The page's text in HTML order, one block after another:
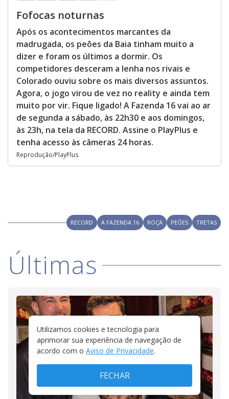
Fofocas noturnas
Após os acontecimentos marcantes da
madrugada, os peões da Baia tinham muito a
dizer e foram os últimos a dormir. Os
competidores desceram a lenha nos rivais e
Colorado ouviu sobre os mais diversos assuntos.
Agora, o jogo virou de vez no reality e ainda tem
muito por vir. Fique ligado! A Fazenda 16 vai ao ar
de segunda a sábado, às 22h30 e aos domingos,
às 23h, na tela da RECORD. Assine o PlayPlus e
tenha acesso às câmeras 24 horas.
Reprodução/PlayPlus
RECORD A FAZENDA 16 ROÇA PEÕES TRETAS
Últimas
Utilizamos cookies e tecnologia para
aprimorar sua experiência de navegação de
acordo com o Aviso de Privacidade.
FECHAR